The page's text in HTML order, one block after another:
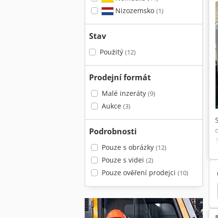
Nizozemsko (1)
Stav
Použitý (12)
Prodejní formát
Malé inzeráty (9)
Aukce (3)
Podrobnosti
Pouze s obrázky (12)
Pouze s videi (2)
Pouze ověření prodejci (10)